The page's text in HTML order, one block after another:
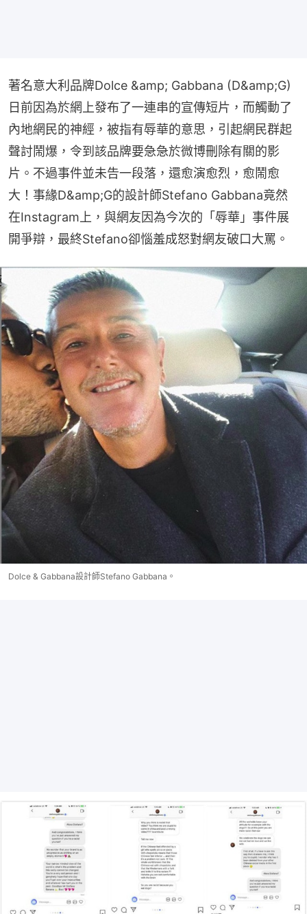
著名意大利品牌Dolce &amp; Gabbana (D&amp;G)
日前因為於網上發布了一連串的宣傳短片，而觸動了
內地網民的神經，被指有辱華的意思，引起網民群起
聲討鬧爆，令到該品牌要急急於微博刪除有關的影
片。不過事件並未告一段落，還愈演愈烈，愈鬧愈
大！事緣D&amp;G的設計師Stefano Gabbana竟然
在Instagram上，與網友因為今次的「辱華」事件展
開爭辯，最終Stefano卻惱羞成怒對網友破口大罵。
Dolce & Gabbana設計師Stefano Gabbana。